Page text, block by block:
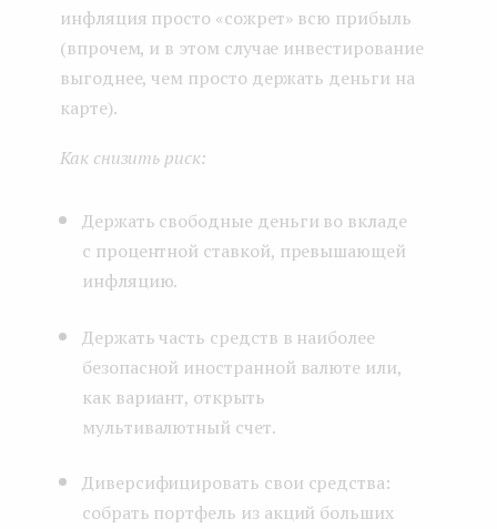
инфляция просто «сожрет» всю прибыль
(впрочем, и в этом случае инвестирование
выгоднее, чем просто держать деньги на
карте).
Как снизить риск:
Держать свободные деньги во вкладе
с процентной ставкой, превышающей
инфляцию.
Держать часть средств в наиболее
безопасной иностранной валюте или,
как вариант, открыть
мультивалютный счет.
Диверсифицировать свои средства:
собрать портфель из акций больших